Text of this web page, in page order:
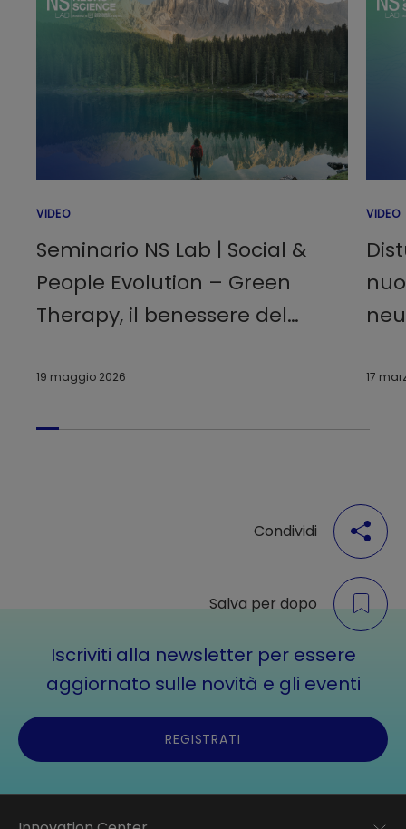
VIDEO
Seminario NS Lab | Social &
People Evolution – Green
Therapy, il benessere del
19 maggio 2026
VIDEO
17
Condividi
Salva per dopo
Iscriviti alla newsletter per essere
aggiornato sulle novità e gli eventi
REGISTRATI